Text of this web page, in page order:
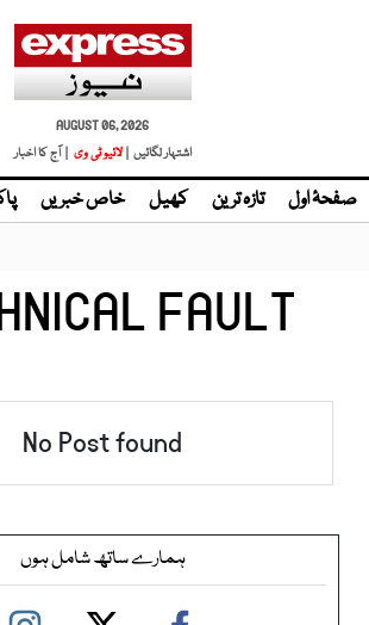
AUGUST 06, 2026
اشتہار لگائیں |
| آج کا اخبار
صفحۂ اول تازہ ترین کھیل خاص خبریں
FAULT
No Post found
ہمارے ساتھ شامل ہوں